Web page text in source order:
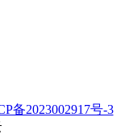
备2023002917号-3